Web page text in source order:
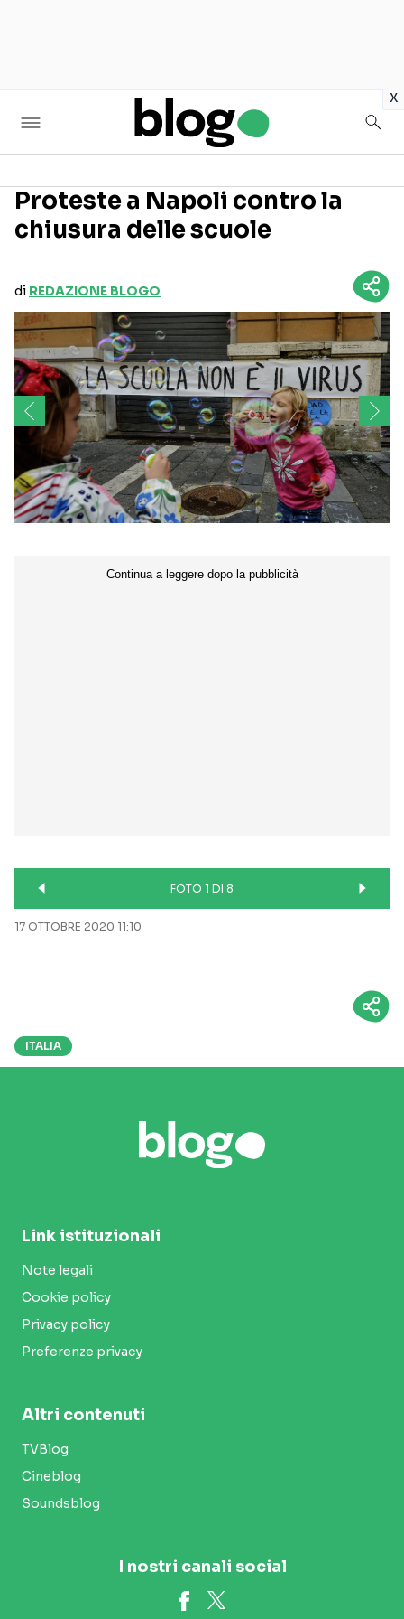
x
Seguici sui social
Proteste a Napoli contro la
chiusura delle scuole
di REDAZIONE BLOGO
FOTO 1 DI 8
17 OTTOBRE 2020 11:10
ITALIA
Link istituzionali
Note legali
Cookie policy
Privacy policy
Preferenze privacy
Altri contenuti
TVBlog
Cineblog
Soundsblog
I nostri canali social